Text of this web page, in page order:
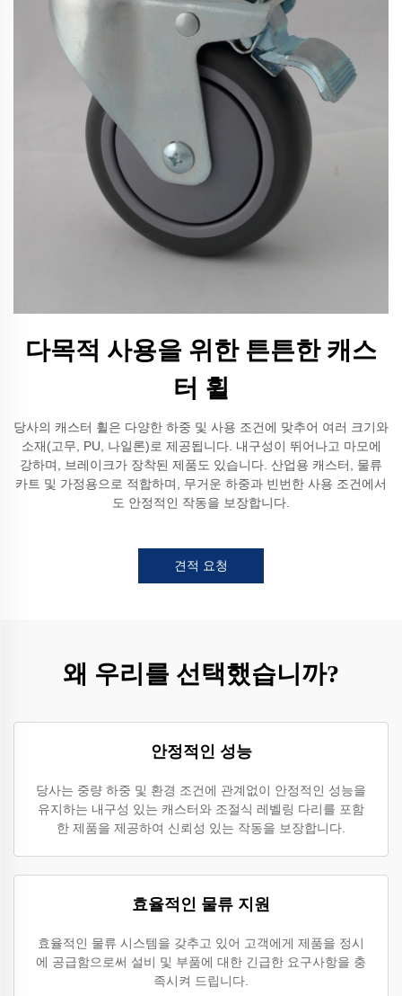
다목적 사용을 위한 튼튼한 캐스
터 휠
당사의 캐스터 휠은 다양한 하중 및 사용 조건에 맞추어 여러 크기와
소재(고무, PU, 나일론)로 제공됩니다. 내구성이 뛰어나고 마모에
강하며, 브레이크가 장착된 제품도 있습니다. 산업용 캐스터, 물류
카트 및 가정용으로 적합하며, 무거운 하중과 빈번한 사용 조건에서
도 안정적인 작동을 보장합니다.
견적 요청
왜 우리를 선택했습니까?
안정적인 성능
당사는 중량 하중 및 환경 조건에 관계없이 안정적인 성능을
유지하는 내구성 있는 캐스터와 조절식 레벨링 다리를 포함
한 제품을 제공하여 신뢰성 있는 작동을 보장합니다.
효율적인 물류 지원
효율적인 물류 시스템을 갖추고 있어 고객에게 제품을 정시
에 공급함으로써 설비 및 부품에 대한 긴급한 요구사항을 충
족시켜 드립니다.